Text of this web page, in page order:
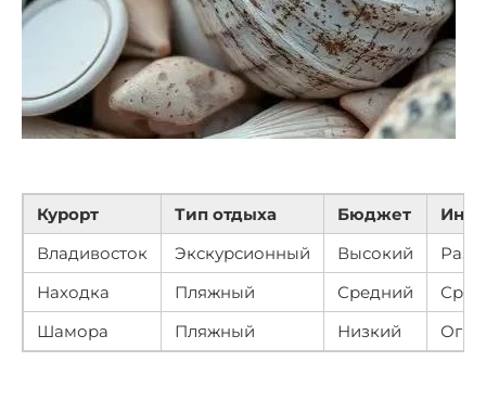
Курорт Тип отдыха Бюджет
Владивосток
Экскурсионный Высокий
Находка
Пляжный Средний
Шамора
Пляжный Низкий